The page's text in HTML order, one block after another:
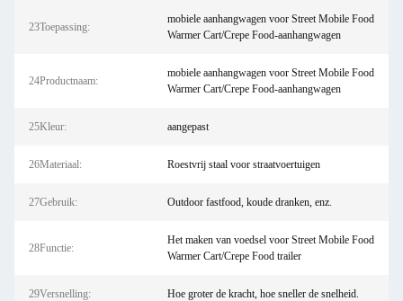
23Toepassing:
mobiele aanhangwagen voor Street Mobile Food
Warmer Cart/Crepe Food-aanhangwagen
24Productnaam:
mobiele aanhangwagen voor Street Mobile Food
Warmer Cart/Crepe Food-aanhangwagen
25Kleur: aangepast
26Materiaal: Roestvrij staal voor straatvoertuigen
27Gebruik: Outdoor fastfood, koude dranken, enz.
28Functie:
Het maken van voedsel voor Street Mobile Food
Warmer Cart/Crepe Food trailer
29Versnelling: Hoe groter de kracht, hoe sneller de snelheid.